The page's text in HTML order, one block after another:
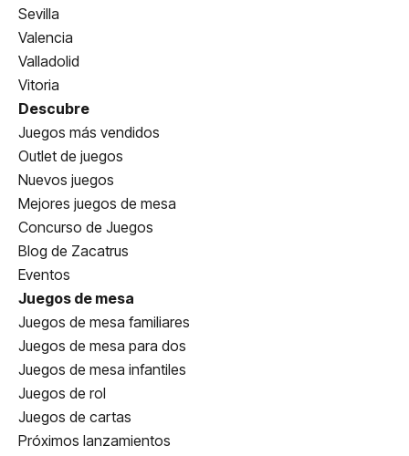
Sevilla
Valencia
Valladolid
Vitoria
Descubre
Juegos más vendidos
Outlet de juegos
Nuevos juegos
Mejores juegos de mesa
Concurso de Juegos
Blog de Zacatrus
Eventos
Juegos de mesa
Juegos de mesa familiares
Juegos de mesa para dos
Juegos de mesa infantiles
Juegos de rol
Juegos de cartas
Próximos lanzamientos